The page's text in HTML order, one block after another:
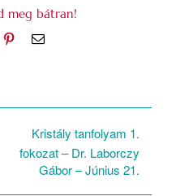
meg bátran!
PinterestEmail:
Kristály tanfolyam 1.
fokozat – Dr. Laborczy
Gábor – Június 21.